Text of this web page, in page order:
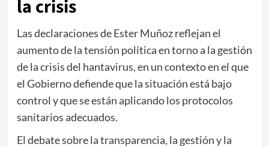
la crisis
Las declaraciones de Ester Muñoz reflejan el
aumento de la tensión política en torno a la gestión
de la crisis del hantavirus, en un contexto en el que
el Gobierno defiende que la situación está bajo
control y que se están aplicando los protocolos
sanitarios adecuados.
El debate sobre la transparencia, la gestión y la